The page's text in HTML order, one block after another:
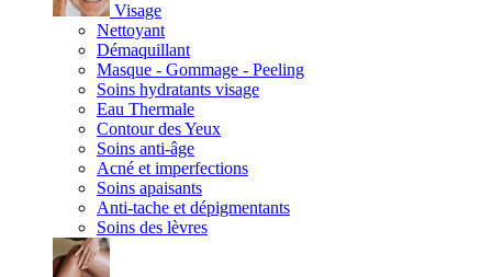
Visage
Nettoyant
Démaquillant
Masque - Gommage - Peeling
Soins hydratants visage
Eau Thermale
Contour des Yeux
Soins anti-âge
Acné et imperfections
Soins apaisants
Anti-tache et dépigmentants
Soins des lèvres